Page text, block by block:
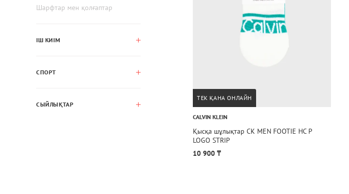
Шарфтар мен қолғаптар
ІШ КИІМ
СПОРТ
СЫЙЛЫҚТАР
ТЕК ҚАНА ОНЛАЙН
CALVIN KLEIN
Қысқа шұлықтар CK MEN FOOTIE HC P
LOGO STRIP
10 900 ₸